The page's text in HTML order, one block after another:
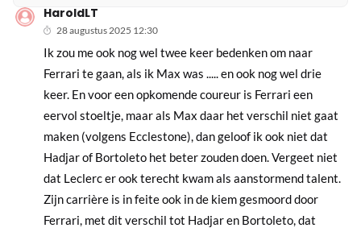
HaroldLT
28 augustus 2025 12:30
Ik zou me ook nog wel twee keer bedenken om naar
Ferrari te gaan, als ik Max was ..... en ook nog wel drie
keer. En voor een opkomende coureur is Ferrari een
eervol stoeltje, maar als Max daar het verschil niet gaat
maken (volgens Ecclestone), dan geloof ik ook niet dat
Hadjar of Bortoleto het beter zouden doen. Vergeet niet
dat Leclerc er ook terecht kwam als aanstormend talent.
Zijn carrière is in feite ook in de kiem gesmoord door
Ferrari, met dit verschil tot Hadjar en Bortoleto, dat